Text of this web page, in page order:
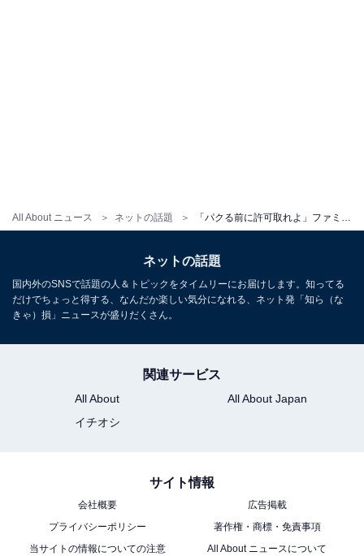
All About ニュース ネットの話題
ネットの話題
国内外のSNSで話題の人＆トピックをタイムリーにお届けします。知ってる
だけでちょっと得する、なんだか楽しい気分になれる、ネット発「知ら（な
きゃ）損」ニュースが盛りだくさん。
関連サービス
All About
All About Japan
イチオシ
サイト情報
会社概要
広告掲載
プライバシーポリシー
著作権・商標・免責事項
当サイトの情報についての注意
All About ニュースについて